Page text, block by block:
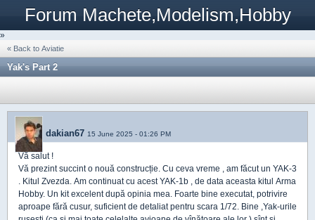
Forum Machete,Modelism,Hobby
»
« Back to Aviatie
Yak's Part 2
dakian67 15 June 2025 - 01:26 PM
Vă salut !
Vă prezint succint o nouă construcție. Cu ceva vreme , am făcut un YAK-3
. Kitul Zvezda. Am continuat cu acest YAK-1b , de data aceasta kitul Arma
Hobby. Un kit excelent după opinia mea. Foarte bine executat, potrivire
aproape fără cusur, suficient de detaliat pentru scara 1/72. Bine ,Yak-urile